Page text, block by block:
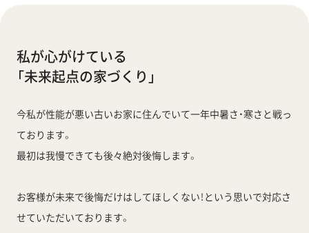
私が心がけている
「未来起点の家づくり」
今私が性能が悪い古いお家に住んでいて一年中暑さ・寒さと戦っ
ております。
最初は我慢できても後々絶対後悔します。
お客様が未来で後悔だけはしてほしくない！という思いで対応さ
せていただいております。